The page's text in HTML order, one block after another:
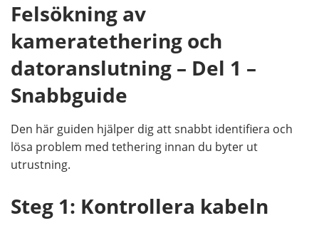
Felsökning av
kameratethering och
datoranslutning – Del 1 –
Snabbguide
Den här guiden hjälper dig att snabbt identifiera och
lösa problem med tethering innan du byter ut
utrustning.
Steg 1: Kontrollera kabeln